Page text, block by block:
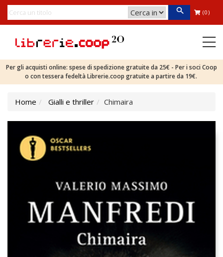
(0)
Per gli acquisti online: spese di spedizione gratuite da 25€ - Per i soci Coop
o con tessera fedeltà Librerie.coop gratuite a partire da 19€.
Home Gialli e thriller Chimaira